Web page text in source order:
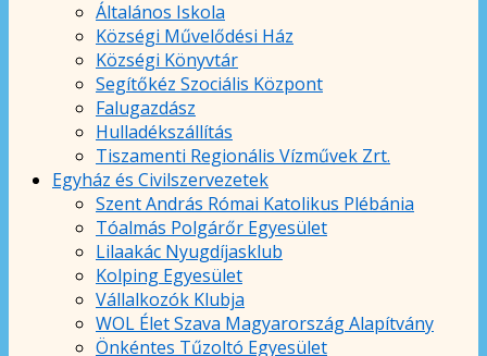
Általános Iskola
Községi Művelődési Ház
Községi Könyvtár
Segítőkéz Szociális Központ
Falugazdász
Hulladékszállítás
Tiszamenti Regionális Vízművek Zrt.
Egyház és Civilszervezetek
Szent András Római Katolikus Plébánia
Tóalmás Polgárőr Egyesület
Lilaakác Nyugdíjasklub
Kolping Egyesület
Vállalkozók Klubja
WOL Élet Szava Magyarország Alapítvány
Önkéntes Tűzoltó Egyesület